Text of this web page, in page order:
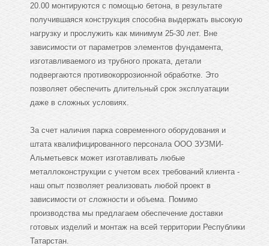
20.00 монтируются с помощью бетона, в результате
получившаяся конструкция способна выдержать высокую
нагрузку и прослужить как минимум 25-30 лет. Вне
зависимости от параметров элементов фундамента,
изготавливаемого из трубного проката, детали
подвергаются противокоррозионной обработке. Это
позволяет обеспечить длительный срок эксплуатации
даже в сложных условиях.
За счет наличия парка современного оборудования и
штата квалифицированного персонала ООО ЗУЗМИ-
Альметьевск может изготавливать любые
металлоконструкции с учетом всех требований клиента -
наш опыт позволяет реализовать любой проект в
зависимости от сложности и объема. Помимо
производства мы предлагаем обеспечение доставки
готовых изделий и монтаж на всей территории Республики
Татарстан.